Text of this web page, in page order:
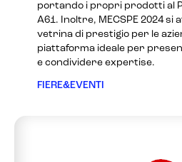
portando i propri prodotti al
A61. Inoltre, MECSPE 2024 si
vetrina di prestigio per le
piattaforma ideale per
e condividere expertise.
FIERE&EVENTI